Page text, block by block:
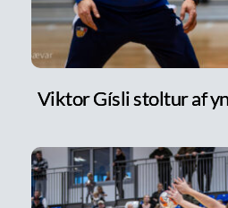
Viktor Gísli stoltur af